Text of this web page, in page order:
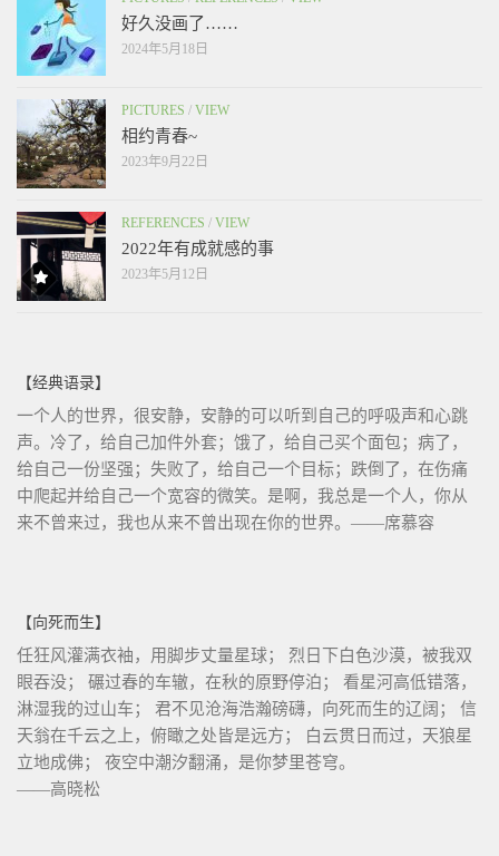
好久没画了……
2024年5月18日
PICTURES / VIEW
相约青春~
2023年9月22日
REFERENCES / VIEW
2022年有成就感的事
2023年5月12日
【经典语录】
一个人的世界，很安静，安静的可以听到自己的呼吸声和心跳
声。冷了，给自己加件外套；饿了，给自己买个面包；病了，
给自己一份坚强；失败了，给自己一个目标；跌倒了，在伤痛
中爬起并给自己一个宽容的微笑。是啊，我总是一个人，你从
来不曾来过，我也从来不曾出现在你的世界。——席慕容
【向死而生】
任狂风灌满衣袖，用脚步丈量星球； 烈日下白色沙漠，被我双
眼吞没； 碾过春的车辙，在秋的原野停泊； 看星河高低错落，
淋湿我的过山车； 君不见沧海浩瀚磅礴，向死而生的辽阔； 信
天翁在千云之上，俯瞰之处皆是远方； 白云贯日而过，天狼星
立地成佛； 夜空中潮汐翻涌，是你梦里苍穹。
——高晓松